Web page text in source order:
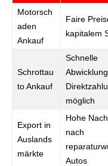
Motorsch
aden
Ankauf
Faire
kapitalem
Schrottau
to Ankauf
Schnelle
Abwicklung,
möglich
Export in
Auslands
märkte
Hohe
nach
Autos